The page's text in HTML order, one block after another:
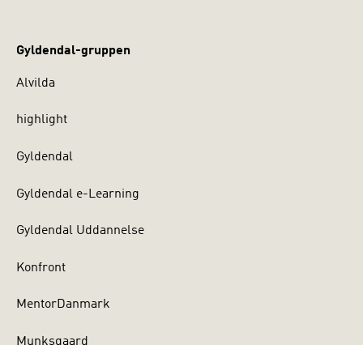
Gyldendal-gruppen
Alvilda
highlight
Gyldendal
Gyldendal e-Learning
Gyldendal Uddannelse
Konfront
MentorDanmark
Munksgaard